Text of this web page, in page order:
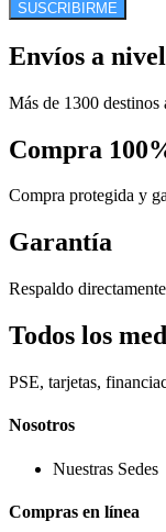
SUSCRIBIRME
Envíos a
Más de 1300
Compra
Compra protegida y
Garantía
Respaldo
Todos los
PSE, tarjetas,
Nosotros
Nuestras Sedes
Compras en línea